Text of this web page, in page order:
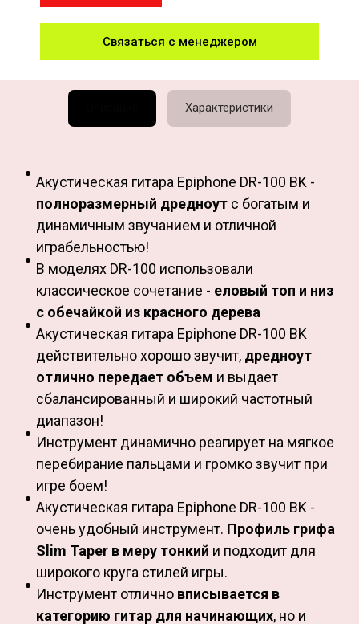
Связаться с менеджером
Характеристики
Акустическая гитара Epiphone DR-100 BK -
полноразмерный дредноут с богатым и
динамичным звучанием и отличной
играбельностью!
В моделях DR-100 использовали
классическое сочетание - еловый топ и низ
с обечайкой из красного дерева
Акустическая гитара Epiphone DR-100 BK
действительно хорошо звучит, дредноут
отлично передает объем и выдает
сбалансированный и широкий частотный
диапазон!
Инструмент динамично реагирует на мягкое
перебирание пальцами и громко звучит при
игре боем!
Акустическая гитара Epiphone DR-100 BK -
очень удобный инструмент. Профиль грифа
Slim Taper в меру тонкий и подходит для
широкого круга стилей игры.
Инструмент отлично вписывается в
категорию гитар для начинающих, но и